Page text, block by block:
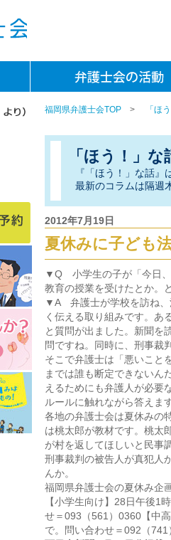
福岡県弁護士会TOP > 「ほ
「ほう！」な
『「ほう！」な話
最新のコラムは隔週
2012年7月19日
夏休みに子ども
▼Q 小学生の子が「今日、
教育の授業を受けたとか。
▼A 弁護士が学校を訪ね、
く伝える取り組みです。あ
と質問が出ました。新聞を
問ですね。同時に、刑事裁
そこで弁護士は「悪いこと
までは誰も断定できないん
えるためにも弁護人が必要
ルールに触れながら答えま
各地の弁護士会は夏休みの
は桃太郎が教材です。桃太
が村を返してほしいと民事
刑事裁判の被告人が真犯人
んか。
福岡県弁護士会の夏休み企
【小学生向け】28日午後1
せ＝093（561）0360【中
で。問い合わせ＝092（741